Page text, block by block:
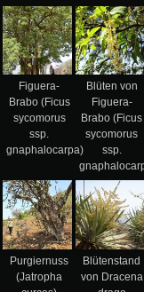
Figuera-
Brabo (Ficus
sycomorus
ssp.
gnaphalocarpa)
Blüten von
Figuera-
Brabo (Ficus
sycomorus
ssp.
Purgiernuss
(Jatropha
Blütenstand
von Dracena